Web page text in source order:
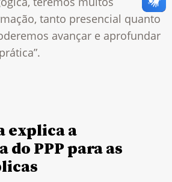
tanto presencial quanto
avançar e aprofundar
explica a
PPP para as